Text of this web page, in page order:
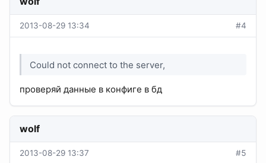
2013-08-29 13:34 #4
Could not connect to the server,
проверяй данные в конфиге в бд
wolf
2013-08-29 13:37 #5